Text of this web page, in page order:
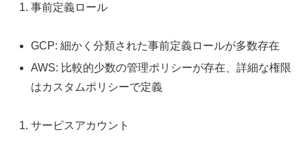
事前定義ロール
GCP: 細かく分類された事前定義ロールが多数存在
AWS: 比較的少数の管理ポリシーが存在、詳細な権限
はカスタムポリシーで定義
サービスアカウント